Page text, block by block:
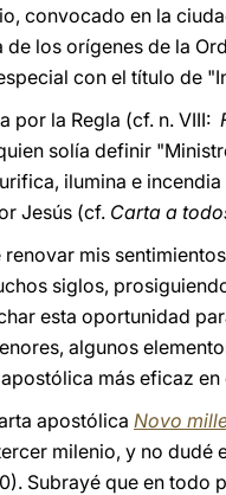
convocado en la
los orígenes de la
con el título de
por la Regla (cf. n. VIII:
solía definir
ilumina e
Jesús (cf. Carta a
mis
siglos,
esta oportunidad
algunos
más eficaz en
apostólica Novo
milenio, y no
Subrayé que en todo